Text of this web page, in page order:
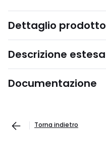
Dettaglio prodotto
Descrizione estesa
Documentazione
Torna indietro